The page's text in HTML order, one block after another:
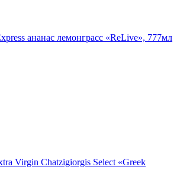
ананас лемонграсс «ReLive», 777мл
Virgin Chatzigiorgis Select «Greek